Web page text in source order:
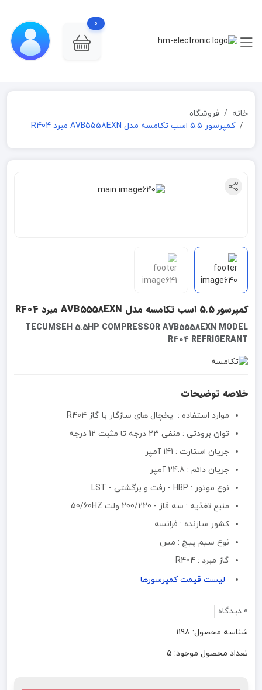
0
خانه
فروشگاه
کمپرسور 5.5 اسب تکامسه مدل AVB5558EXN مبرد R404
کمپرسور 5.5 اسب تکامسه مدل AVB5558EXN مبرد R404
TECUMSEH 5.5HP COMPRESSOR AVB5558EXN MODEL
R404 REFRIGERANT
خلاصه توضیحات
موارد استفاده : یخچال های سازگار با گاز R404
توان برودتی : منفی 23 درجه تا مثبت 12 درجه
جریان استارت : 141 آمپر
جریان دائم : 24.8 آمپر
نوع موتور :‌ HBP - رفت و برگشتی - LST
منبع تغذیه :‌ سه فاز - 200/220 ولت 50/60HZ
کشور سازنده : فرانسه
نوع سیم پیچ : مس
گاز مبرد : R404
لیست قیمت کمپرسورها
0 دیدگاه
شناسه محصول: 1198
تعداد محصول موجود: 5